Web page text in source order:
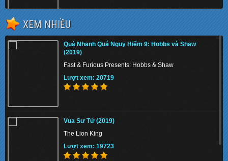
Puli
[TMTV] Thiếu Lâm Tàng Kinh Các ()
A Legend of Shaolin
Lượt xem: 147472
XEM NHIỀU
Quá Nhanh Quá Nguy Hiểm 9: Hobbs và Shaw
(2019)
Fast & Furious Presents: Hobbs & Shaw
Lượt xem: 20719
Vua Sư Tử (2019)
The Lion King
Lượt xem: 19723